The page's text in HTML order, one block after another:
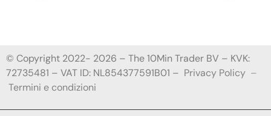
© Copyright 2022- 2026 – The 10Min Trader BV – KVK:
72735481 – VAT ID: NL854377591B01 – Privacy Policy –
Termini e condizioni